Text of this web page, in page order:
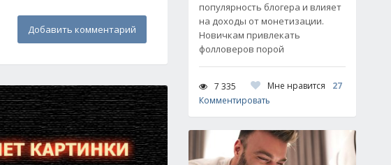
Добавить комментарий
популярность блогера и влияет
на доходы от монетизации.
Новичкам привлекать
фолловеров порой
7 335 Мне нравится
27
Комментировать